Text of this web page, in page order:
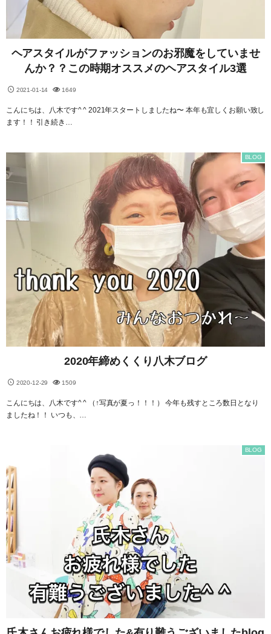
ヘアスタイルがファッションのお邪魔をしていませ
んか？？この時期オススメのヘアスタイル3選
2021-01-14 1649
こんにちは、八木です^ ^ 2021年スタートしましたね〜 本年も宜しくお願い致し
ます！！ 引き続き…
2020年締めくくり八木ブログ
2020-12-29
BLOG
1509
こんにちは、八木です^ ^ （↑写真が夏っ！！！） 今年も残すところ数日となり
ましたね！！ いつも、…
BLOG